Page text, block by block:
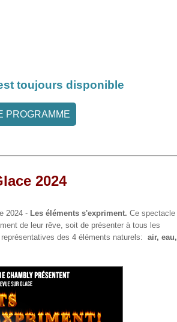
toujours disponible
PROGRAMME
2024
2024 - Les éléments s'expriment. Ce spectacle
de leur rêve, soit de présenter à tous les
des 4 éléments naturels: air, eau,